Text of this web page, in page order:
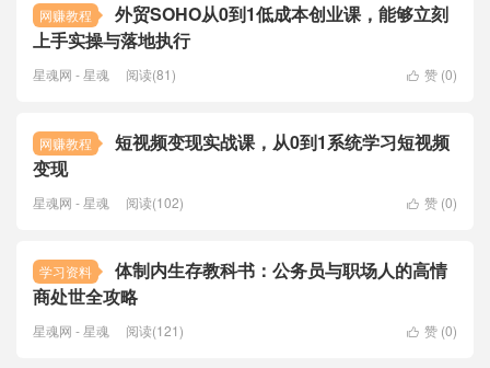
网赚教程
外贸SOHO从0到1低成本创业课，能够立刻
上手实操与落地执行
 赞 (0)
星魂网 - 星魂 阅读(81)
网赚教程
短视频变现实战课，从0到1系统学习短视频
变现
 赞 (0)
星魂网 - 星魂 阅读(102)
学习资料
体制内生存教科书：公务员与职场人的高情
商处世全攻略
 赞 (0)
星魂网 - 星魂 阅读(121)